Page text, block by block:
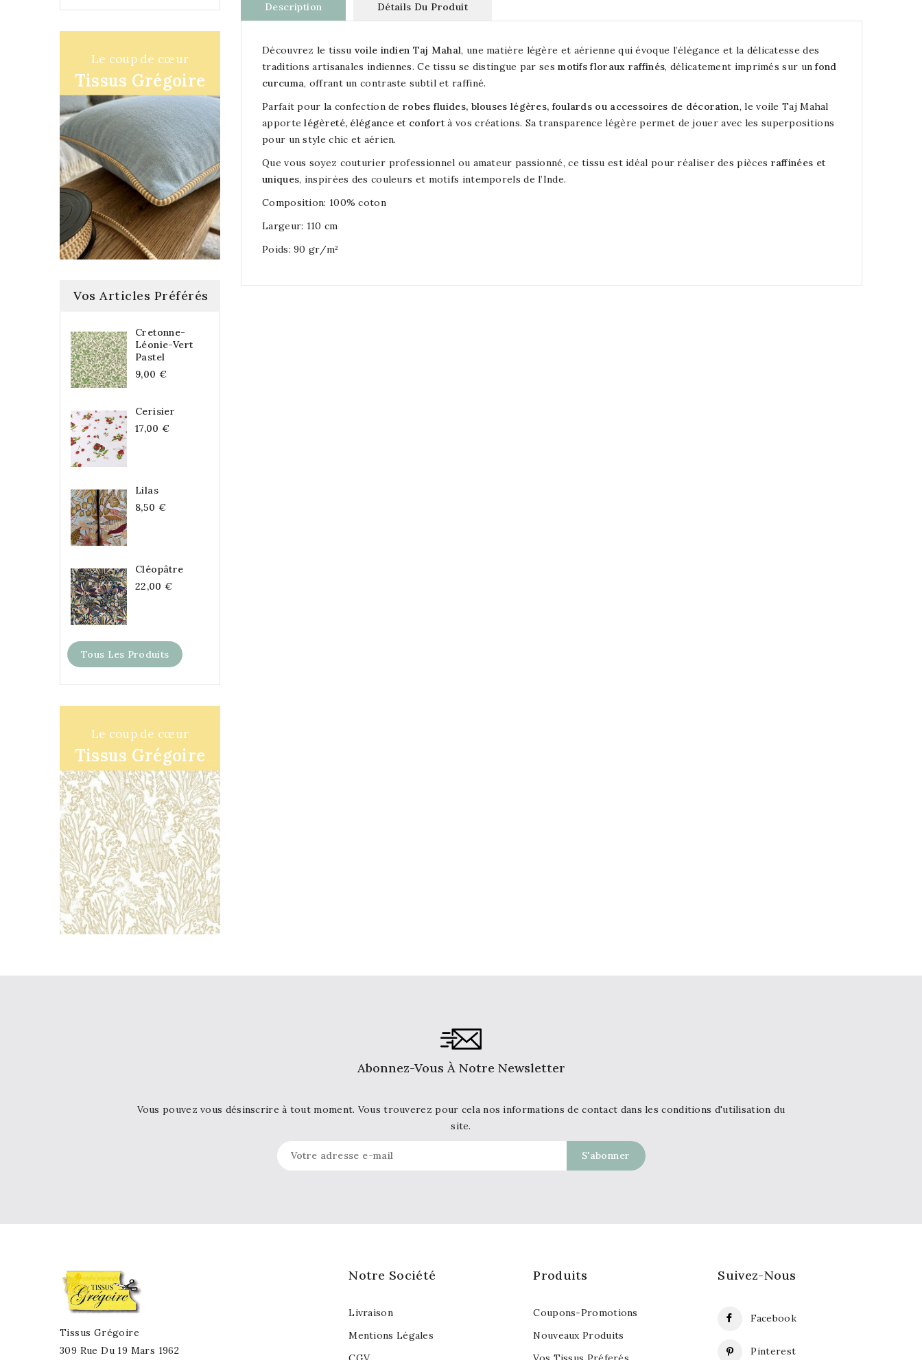
Le coup de cœur
Tissus Grégoire
Vos Articles Préférés
Cretonne-
Léonie-Vert
Pastel
9,00 €
Cerisier
17,00 €
Lilas
8,50 €
Cléopâtre
22,00 €
Tous Les Produits
Le coup de cœur
Tissus Grégoire
Description Détails Du Produit
Découvrez le tissu voile indien Taj Mahal, une matière légère et aérienne qui évoque l’élégance et la délicatesse des
traditions artisanales indiennes. Ce tissu se distingue par sesmotifs floraux raffinés, délicatement imprimés sur unfond
curcuma, offrant un contraste subtil et raffiné.
Parfait pour la confection de robes fluides, blouses légères, foulards ou accessoires de décoration, le voile Taj Mahal
apportelégèreté, élégance et confortà vos créations. Sa transparence légère permet de jouer avec les superpositions
pour un style chic et aérien.
Que vous soyez couturier professionnel ou amateur passionné, ce tissu est idéal pour réaliser des pièces raffinées et
uniques, inspirées des couleurs et motifs intemporels de l’Inde.
Composition: 100% coton
Largeur: 110 cm
Poids: 90 gr/m²
Abonnez-Vous À Notre Newsletter
Vous pouvez vous désinscrire à tout moment. Vous trouverez pour cela nos informations de contact dans les conditions d'utilisation du
site.
Suivez-Nous
Facebook
Pinterest
Produits
Coupons-Promotions
Nouveaux Produits
Notre Société
Livraison
Mentions Légales
Tissus Grégoire
309 Rue Du 19 Mars 1962